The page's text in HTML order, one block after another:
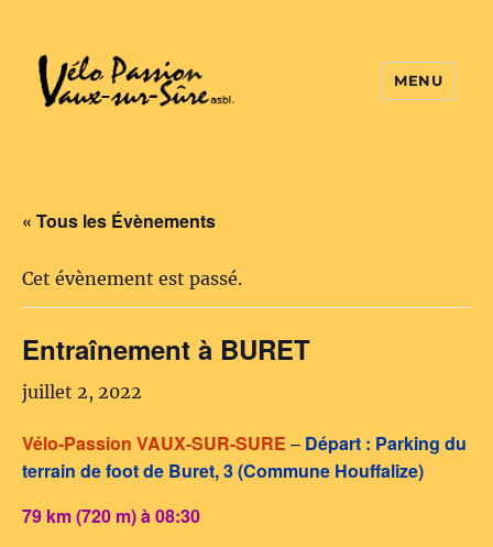
MENU
« Tous les Évènements
Cet évènement est passé.
Entraînement à BURET
juillet 2, 2022
Vélo-Passion VAUX-SUR-SURE – Départ : Parking du
terrain de foot de Buret, 3 (Commune Houffalize)
79 km (720 m) à 08:30